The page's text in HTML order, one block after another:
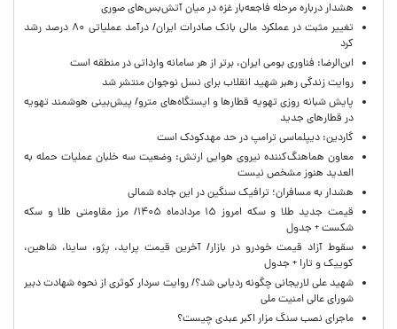
هشدار درباره مرحله فاجعه‌بار غزه در میان آتش‌بس‌های صوری
تغییر مثبت در عملکرد مالی بانک صادرات ایران/ درآمد عملیاتی ۸۰ درصد رشد
کرد
ابن‌الرضا: فناوری بومی ایران، برتر از هر سامانه وارداتی در منطقه است
روایت زندگی رهبر شهید انقلاب برای نسل نوجوان منتشر شد
پایش شبانه روزی تهویه قطارها و ایستگاه‌های مترو/ پیش‌بینی هوشمند تهویه
در قطارهای جدید
گاردین: دیپلماسی ترامپ در حد مهدکودک است
معاون هماهنگ‌کننده نیروی هوایی ارتش: وضعیت سه خلبان عملیات حمله به
العدید هنوز مشخص نیست
هشدار به مسافران؛ ترافیک سنگین در این جاده شمالی
قیمت جدید طلا و سکه امروز ۱۵ مردادماه ۱۴۰۵/ مرز مقاومتی طلا و سکه
شکست + جدول
سقوط آزاد قیمت خودرو در بازار/ آخرین قیمت پراید، پژو، ساینا، شاهین،
کوییک و تارا + جدول
شهید علی لاریجانی چگونه ردیابی شد؟/ روایت سردار کوثری از نحوه شهادت دبیر
شورای عالی امنیت ملی
ماجرای نصب سنگ مزار اکبر عبدی چیست؟